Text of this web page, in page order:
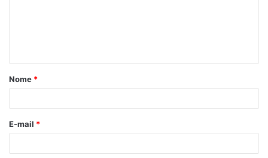
á
r
*
Nome *
E-mail *